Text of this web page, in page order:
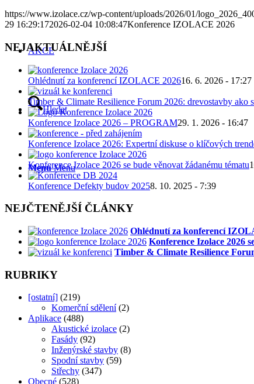
AKCE
Hledat
Menu Menu
https://www.izolace.cz/wp-content/uploads/2026/01/
29 16:29:172026-02-04 10:08:47Konference IZOLACE 2026
NEJAKTUÁLNĚJŠÍ
Ohlédnutí za konferencí IZOLACE 202616. 6. 2026 - 17:27
Timber & Climate Resilience Forum 2026: drevostavby ako
Konference Izolace 2026 – PROGRAM29. 1. 2026 - 16:47
Konference Izolace 2026: Expertní diskuse o klíčových
Konference Izolace 2026 se bude věnovat žádanému tématu
Konference Defekty budov 20258. 10. 2025 - 7:39
NEJČTENĚJŠÍ ČLÁNKY
Ohlédnutí za konferencí
Konference Izolace 2026
Timber & Climate Resilience
RUBRIKY
[ostatní] (219)
Komerční sdělení (2)
Aplikace (488)
Akustické izolace (2)
Fasády (92)
Inženýrské stavby (8)
Spodní stavby (59)
Střechy (347)
Obecné (528)